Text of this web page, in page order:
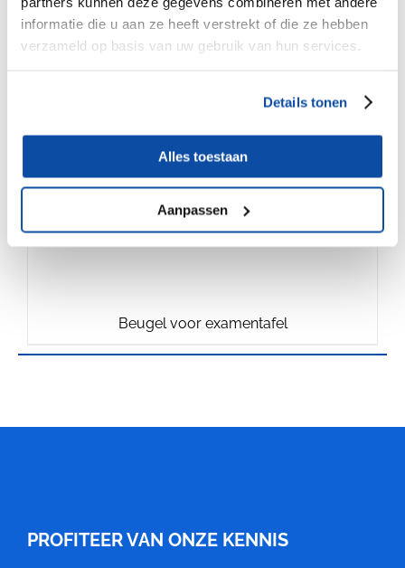
informatie die u aan ze heeft verstrekt of die ze hebben
verzameld op basis van uw gebruik van hun services.
Details tonen
Alles toestaan
Aanpassen
Beugel voor examentafel
PROFITEER VAN ONZE KENNIS